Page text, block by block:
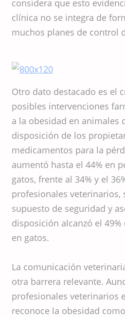
considera que esto
clínica no se integra de
muchos planes de control
Otro dato destacado es el
posibles intervenciones
a la obesidad en animales
disposición de los
medicamentos para la
aumentó hasta el 44% en
gatos, frente al 34% y el
profesionales veterinarios,
supuesto de seguridad y
disposición alcanzó el 49%
en gatos.
La comunicación
otra barrera relevante.
profesionales veterinarios
reconoce la obesidad